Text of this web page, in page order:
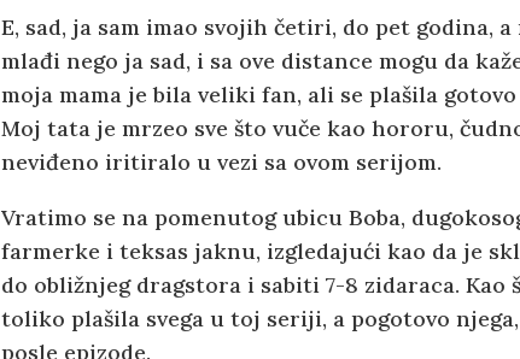
E, sad, ja sam imao svojih četiri, do pet godina,
mlađi nego ja sad, i sa ove distance mogu da
moja mama je bila veliki fan, ali se plašila
Moj tata je mrzeo sve što vuče kao hororu,
neviđeno iritiralo u vezi sa ovom serijom.
Vratimo se na pomenutog ubicu Boba,
farmerke i teksas jaknu, izgledajući kao da je
do obližnjeg dragstora i sabiti 7-8 zidaraca. Kao
toliko plašila svega u toj seriji, a pogotovo
posle epizode.